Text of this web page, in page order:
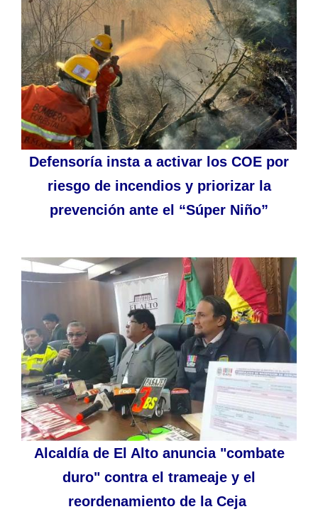
Defensoría insta a activar los COE por
riesgo de incendios y priorizar la
prevención ante el “Súper Niño”
Alcaldía de El Alto anuncia "combate
duro" contra el trameaje y el
reordenamiento de la Ceja